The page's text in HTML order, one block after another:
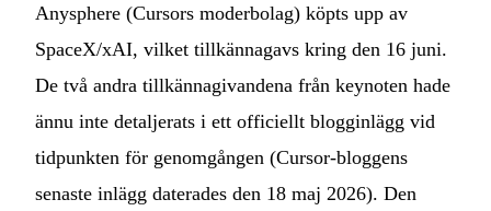
Anysphere (Cursors moderbolag) köpts upp av
SpaceX/xAI, vilket tillkännagavs kring den 16 juni.
De två andra tillkännagivandena från keynoten hade
ännu inte detaljerats i ett officiellt blogginlägg vid
tidpunkten för genomgången (Cursor-bloggens
senaste inlägg daterades den 18 maj 2026). Den